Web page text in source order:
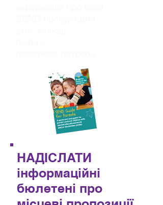
НАДІСЛАТИ
інформаційні
бюлетені про